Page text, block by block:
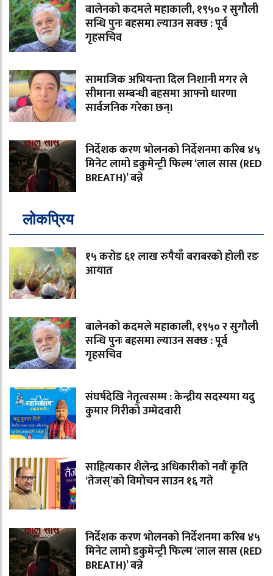
बालेनको कदमले महाकाली, १९५० र सुगौली
सन्धि पुनः बहसमा ल्याउन सक्छ : पूर्व
गृहसचिव
सामाजिक अभियन्ता दिल निशानी मगर ले
सीमाना सम्बन्धी बहसमा आफ्नो धारणा
सार्वजनिक गरेका छन्।
निर्देशक करण भोलनको निर्देशनमा करिब ४५
मिनेट लामो डकुमेन्ट्री फिल्म ‘लाल सास (RED
BREATH)’ बन्ने
लोकप्रिय
१५ करोड ६१ लाख रुपैयाँ बराबरको होली रङ
आयात
बालेनको कदमले महाकाली, १९५० र सुगौली
सन्धि पुनः बहसमा ल्याउन सक्छ : पूर्व
गृहसचिव
संघर्षदेखि नेतृत्वसम्म : केन्द्रीय सदस्यमा यदु
कुमार गिरीको उम्मेदवारी
साहित्यकार शैलेन्द्र अधिकारीको नवौं कृति
‘तेजस्’को विमोचन साउन १६ गते
निर्देशक करण भोलनको निर्देशनमा करिब ४५
मिनेट लामो डकुमेन्ट्री फिल्म ‘लाल सास (RED
BREATH)’ बन्ने